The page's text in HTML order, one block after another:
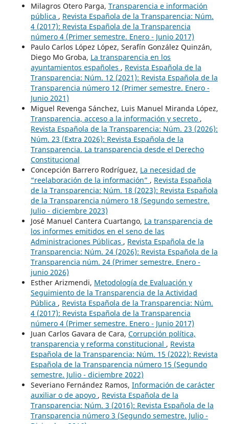
Milagros Otero Parga, Transparencia e información
pública , Revista Española de la Transparencia: Núm.
4 (2017): Revista Española de la Transparencia
número 4 (Primer semestre. Enero - Junio 2017)
Paulo Carlos López López, Serafín González Quinzán,
Diego Mo Groba, La transparencia en los
ayuntamientos españoles , Revista Española de la
Transparencia: Núm. 12 (2021): Revista Española de la
Transparencia número 12 (Primer semestre. Enero -
Junio 2021)
Miguel Revenga Sánchez, Luis Manuel Miranda López,
Transparencia, acceso a la información y secreto ,
Revista Española de la Transparencia: Núm. 23 (2026):
Núm. 23 (Extra 2026): Revista Española de la
Transparencia. La transparencia desde el Derecho
Constitucional
Concepción Barrero Rodríguez, La necesidad de
“reelaboración de la información” , Revista Española
de la Transparencia: Núm. 18 (2023): Revista Española
de la Transparencia número 18 (Segundo semestre.
Julio - diciembre 2023)
José Manuel Cantera Cuartango, La transparencia de
los informes emitidos en el seno de las
Administraciones Públicas , Revista Española de la
Transparencia: Núm. 24 (2026): Revista Española de la
Transparencia núm. 24 (Primer semestre. Enero -
junio 2026)
Esther Arizmendi, Metodología de Evaluación y
Seguimiento de la Transparencia de la Actividad
Pública , Revista Española de la Transparencia: Núm.
4 (2017): Revista Española de la Transparencia
número 4 (Primer semestre. Enero - Junio 2017)
Juan Carlos Gavara de Cara, Corrupción política,
transparencia y reforma constitucional , Revista
Española de la Transparencia: Núm. 15 (2022): Revista
Española de la Transparencia número 15 (Segundo
semestre. Julio - diciembre 2022)
Severiano Fernández Ramos, Información de carácter
auxiliar o de apoyo , Revista Española de la
Transparencia: Núm. 3 (2016): Revista Española de la
Transparencia número 3 (Segundo semestre. Julio -